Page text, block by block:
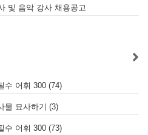
및 음악 강사 채용공고
수 어휘 300 (74)
물 묘사하기 (3)
수 어휘 300 (73)